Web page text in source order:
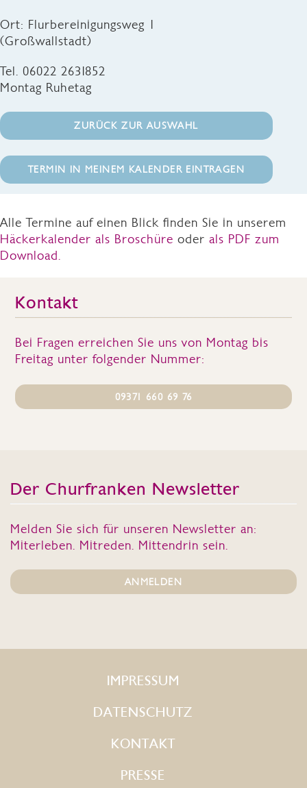
Ort: Flurbereinigungsweg 1
(Großwallstadt)
Tel. 06022 2631852
Montag Ruhetag
ZURÜCK ZUR AUSWAHL
TERMIN IN MEINEM KALENDER EINTRAGEN
Alle Termine auf einen Blick finden Sie in unserem
Häckerkalender als Broschüre oder als PDF zum
Download.
Kontakt
Bei Fragen erreichen Sie uns von Montag bis
Freitag unter folgender Nummer:
09371 660 69 76
Der Churfranken Newsletter
Melden Sie sich für unseren Newsletter an:
Miterleben. Mitreden. Mittendrin sein.
ANMELDEN
IMPRESSUM
DATENSCHUTZ
KONTAKT
PRESSE